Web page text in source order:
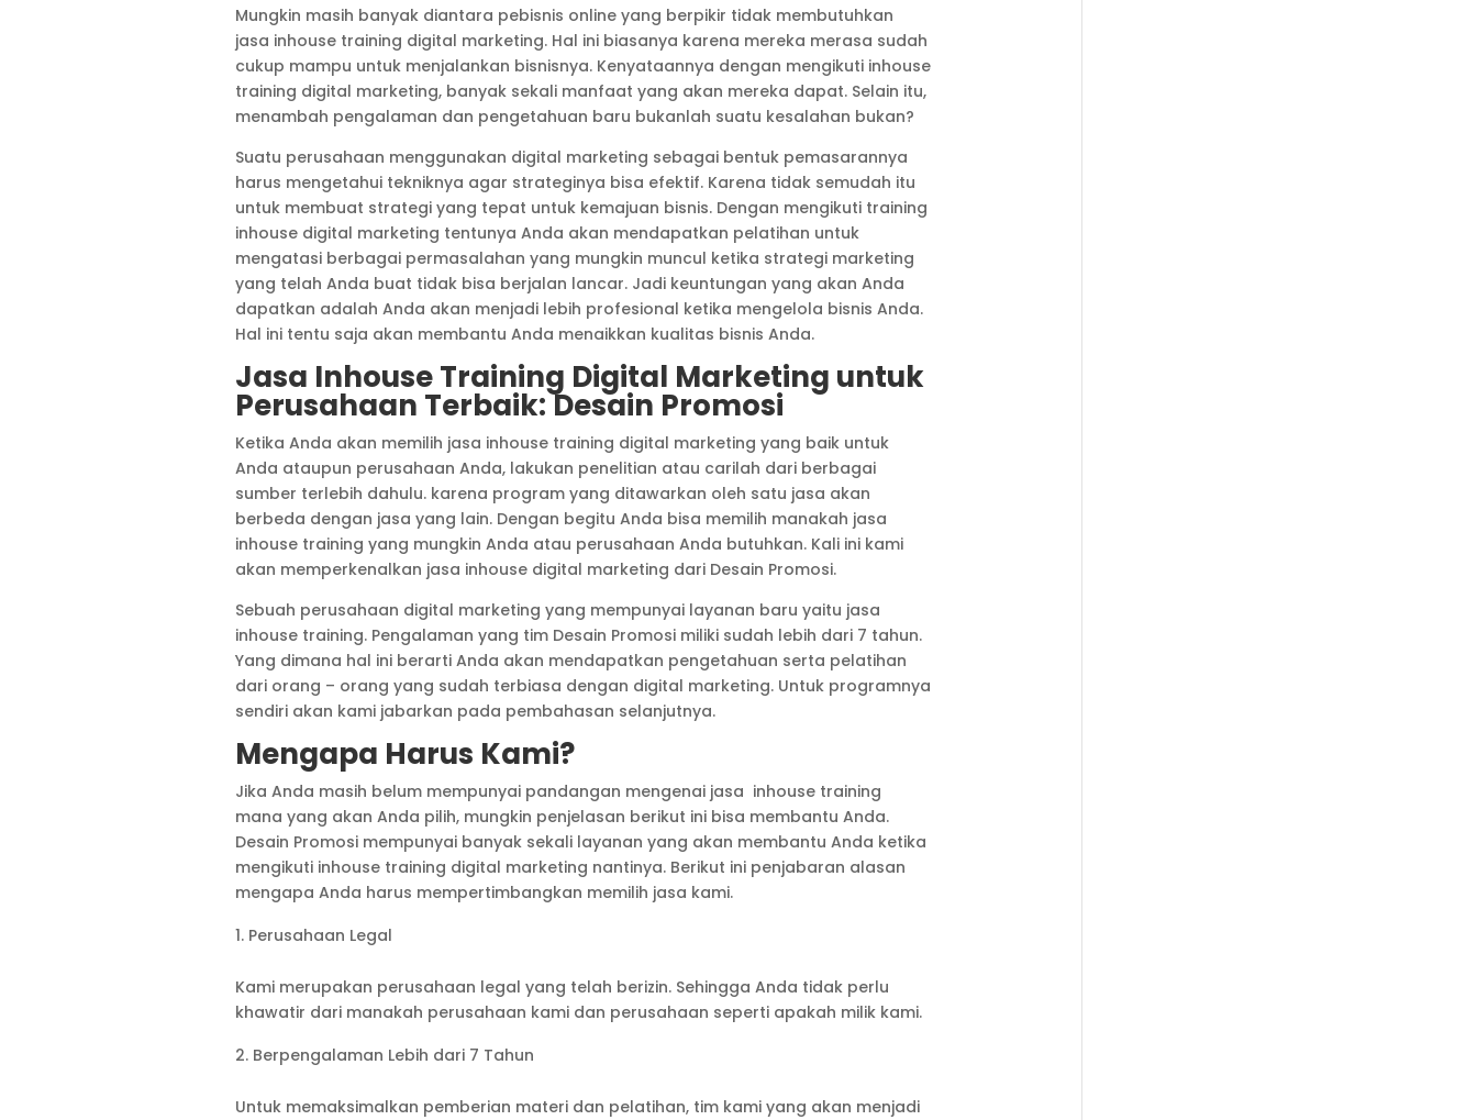
Mungkin masih banyak diantara pebisnis online yang berpikir tidak membutuhkan
jasa inhouse training digital marketing. Hal ini biasanya karena mereka merasa sudah
cukup mampu untuk menjalankan bisnisnya. Kenyataannya dengan mengikuti inhouse
training digital marketing, banyak sekali manfaat yang akan mereka dapat. Selain itu,
menambah pengalaman dan pengetahuan baru bukanlah suatu kesalahan bukan?
Suatu perusahaan menggunakan digital marketing sebagai bentuk pemasarannya
harus mengetahui tekniknya agar strateginya bisa efektif. Karena tidak semudah itu
untuk membuat strategi yang tepat untuk kemajuan bisnis. Dengan mengikuti training
inhouse digital marketing tentunya Anda akan mendapatkan pelatihan untuk
mengatasi berbagai permasalahan yang mungkin muncul ketika strategi marketing
yang telah Anda buat tidak bisa berjalan lancar. Jadi keuntungan yang akan Anda
dapatkan adalah Anda akan menjadi lebih profesional ketika mengelola bisnis Anda.
Hal ini tentu saja akan membantu Anda menaikkan kualitas bisnis Anda.
Jasa Inhouse Training Digital Marketing untuk
Perusahaan Terbaik: Desain Promosi
Ketika Anda akan memilih jasa inhouse training digital marketing yang baik untuk
Anda ataupun perusahaan Anda, lakukan penelitian atau carilah dari berbagai
sumber terlebih dahulu. karena program yang ditawarkan oleh satu jasa akan
berbeda dengan jasa yang lain. Dengan begitu Anda bisa memilih manakah jasa
inhouse training yang mungkin Anda atau perusahaan Anda butuhkan. Kali ini kami
akan memperkenalkan jasa inhouse digital marketing dari Desain Promosi.
Sebuah perusahaan digital marketing yang mempunyai layanan baru yaitu jasa
inhouse training. Pengalaman yang tim Desain Promosi miliki sudah lebih dari 7 tahun.
Yang dimana hal ini berarti Anda akan mendapatkan pengetahuan serta pelatihan
dari orang – orang yang sudah terbiasa dengan digital marketing. Untuk programnya
sendiri akan kami jabarkan pada pembahasan selanjutnya.
Mengapa Harus Kami?
Jika Anda masih belum mempunyai pandangan mengenai jasa inhouse training
mana yang akan Anda pilih, mungkin penjelasan berikut ini bisa membantu Anda.
Desain Promosi mempunyai banyak sekali layanan yang akan membantu Anda ketika
mengikuti inhouse training digital marketing nantinya. Berikut ini penjabaran alasan
mengapa Anda harus mempertimbangkan memilih jasa kami.
Perusahaan Legal
Kami merupakan perusahaan legal yang telah berizin. Sehingga Anda tidak perlu
khawatir dari manakah perusahaan kami dan perusahaan seperti apakah milik kami.
Berpengalaman Lebih dari 7 Tahun
Untuk memaksimalkan pemberian materi dan pelatihan, tim kami yang akan menjadi